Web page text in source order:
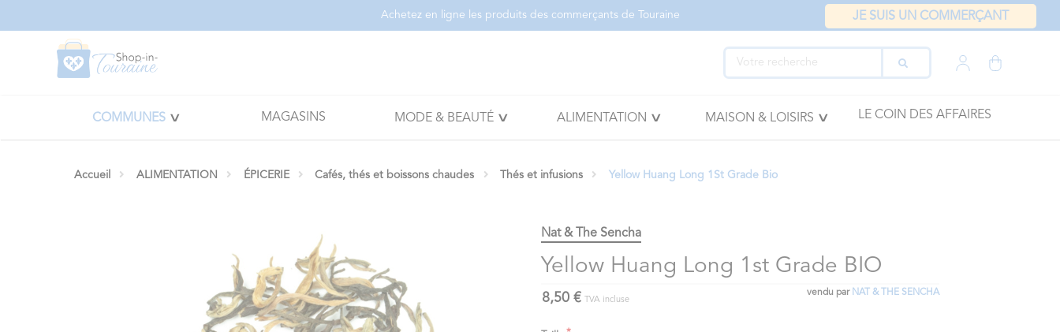
Achetez en ligne les produits des commerçants de Touraine JE SUIS UN COMMERÇANT
COMMUNES MAGASINS MODE & BEAUTÉ ALIMENTATION MAISON & LOISIRS LE COIN DES AFFAIRES
Accueil ALIMENTATION ÉPICERIE Cafés, thés et boissons chaudes Thés et infusions Yellow Huang Long 1St Grade Bio
Nat & The Sencha
Yellow Huang Long 1st Grade BIO
vendu par NAT & THE SENCHA
8,50 € TVA incluse